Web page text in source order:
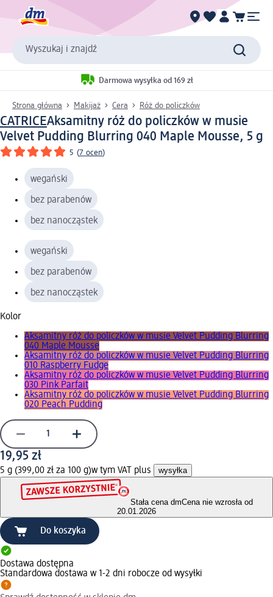
Wyszukaj i znajdź
Darmowa wysyłka od 169 zł
Strona główna Makijaż Cera Róż do policzków
CATRICEAksamitny róż do policzków w musie
Velvet Pudding Blurring 040 Maple Mousse, 5 g
5 (7 ocen)
wegański
bez parabenów
bez nanocząstek
wegański
bez parabenów
bez nanocząstek
Kolor
Aksamitny róż do policzków w musie Velvet Pudding Blurring
040 Maple Mousse
Aksamitny róż do policzków w musie Velvet Pudding Blurring
010 Raspberry Fudge
Aksamitny róż do policzków w musie Velvet Pudding Blurring
030 Pink Parfait
Aksamitny róż do policzków w musie Velvet Pudding Blurring
020 Peach Pudding
19,95 zł
5 g (399,00 zł za 100 g)w tym VAT plus wysyłka
Stała cena dmCena nie wzrosła od
20.01.2026
Do koszyka
Dostawa dostępna
Standardowa dostawa w 1-2 dni robocze od wysyłki